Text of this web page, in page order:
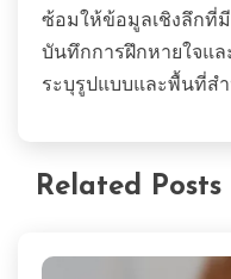
ซ้อมให้ข้อมูลเชิงลึกที่มี
บันทึกการฝึกหายใจแ
ระบุรูปแบบและพื้นที่ส
Related Posts